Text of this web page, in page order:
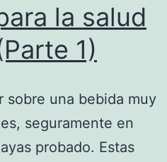
la salud
1)
sobre una bebida muy
seguramente en
probado. Estas